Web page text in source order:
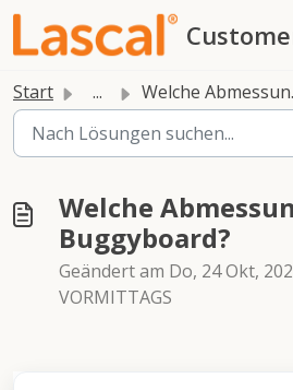
Zum hauptsächlichen Inhalt
Start ... Welche Abmessungen hat jedes Buggyboard?
Welche
Buggyboard?
Geändert am Do, 24 Okt,
VORMITTAGS